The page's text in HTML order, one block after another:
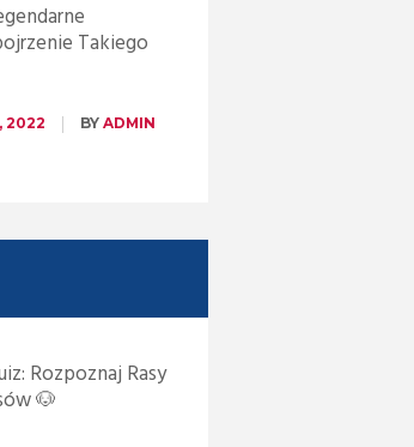
Takiego
2022 BY ADMIN
Rozpoznaj Rasy
🐶